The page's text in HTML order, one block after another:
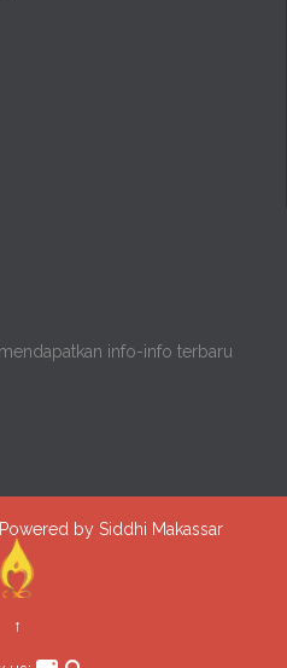
info-info terbaru
by Siddhi Makassar
↑